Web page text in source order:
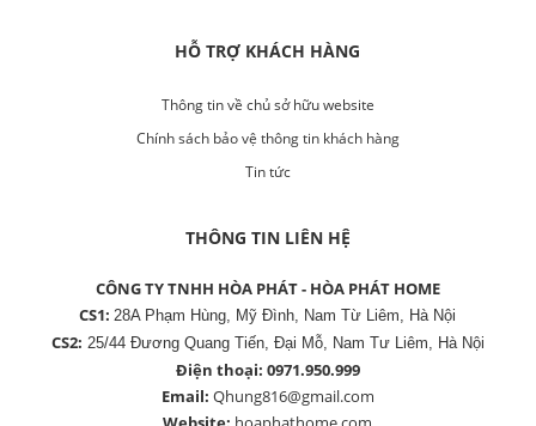
HỖ TRỢ KHÁCH HÀNG
Thông tin về chủ sở hữu website
Chính sách bảo vệ thông tin khách hàng
Tin tức
THÔNG TIN LIÊN HỆ
CÔNG TY TNHH HÒA PHÁT - HÒA PHÁT HOME
CS1:28A Phạm Hùng, Mỹ Đình, Nam Từ Liêm, Hà Nội
CS2: 25/44 Đương Quang Tiến, Đại Mỗ, Nam Tư Liêm, Hà Nội
Điện thoại: 0971.950.999
Email: Qhung816@gmail.com